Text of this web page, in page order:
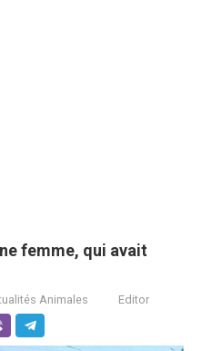
femme, qui avait
Animales Editor